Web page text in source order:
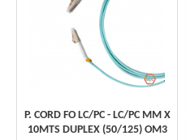
P. CORD FO LC/PC - LC/PC MM X
10MTS DUPLEX (50/125) OM3